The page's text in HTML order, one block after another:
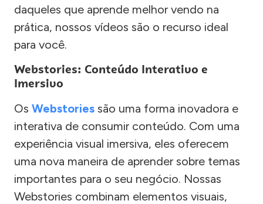
daqueles que aprende melhor vendo na
prática, nossos vídeos são o recurso ideal
para você.
Webstories: Conteúdo Interativo e
Imersivo
Os Webstories são uma forma inovadora e
interativa de consumir conteúdo. Com uma
experiência visual imersiva, eles oferecem
uma nova maneira de aprender sobre temas
importantes para o seu negócio. Nossas
Webstories combinam elementos visuais,